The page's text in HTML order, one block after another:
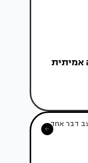
אמיתית